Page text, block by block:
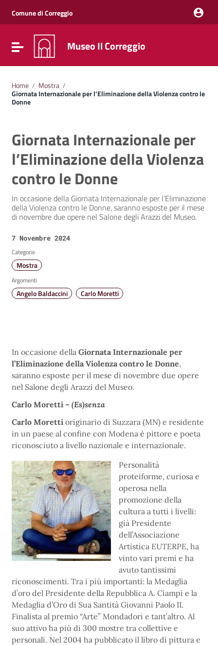
Vai al menu di navigazione
Vai al footer
Comune di Correggio
Attiva / disattiva la navigazione
Museo Il Correggio
Home / Mostra /
Giornata Internazionale per l’Eliminazione della Violenza contro le
Donne
Giornata Internazionale per
l’Eliminazione della Violenza
contro le Donne
In occasione della Giornata Internazionale per l’Eliminazione
della Violenza contro le Donne, saranno esposte per il mese
di novembre due opere nel Salone degli Arazzi del Museo.
Data:
7 Novembre 2024
Categorie
Mostra
Argomenti
Angelo Baldaccini Carlo Moretti
In occasione della Giornata Internazionale per
l’Eliminazione della Violenza contro le Donne,
saranno esposte per il mese di novembre due opere
nel Salone degli Arazzi del Museo.
Carlo Moretti – (Es)senza
Carlo Moretti originario di Suzzara (MN) e residente
in un paese al confine con Modena è pittore e poeta
riconosciuto a livello nazionale e internazionale.
Personalità
proteiforme, curiosa e
operosa nella
promozione della
cultura a tutti i livelli:
già Presidente
dell’Associazione
Artistica EUTERPE, ha
vinto vari premi e ha
avuto tantissimi
riconoscimenti. Tra i più importanti: la Medaglia
d’oro del Presidente della Repubblica A. Ciampi e la
Medaglia d’Oro di Sua Santità Giovanni Paolo II.
Finalista al premio “Arte” Mondadori e tant’altro. Al
suo attivo ha più di 300 mostre tra collettive e
personali. Nel 2004 ha pubblicato il libro di pittura e